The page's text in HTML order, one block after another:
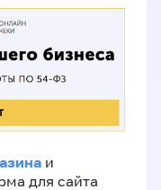
и
для сайта